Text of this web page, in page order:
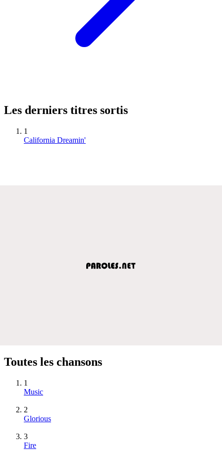
Les derniers titres sortis
1
California Dreamin'
Toutes les chansons
1
Music
2
Glorious
3
Fire